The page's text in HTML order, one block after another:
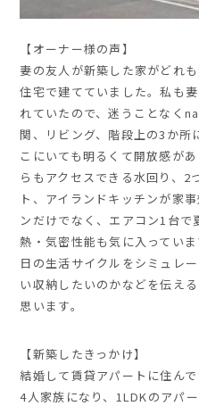
【オーナー様の声】
妻の友人が新築した家がどれ
住宅で建てていました。私も
れていたので、迷うことなく
関、リビング、階段上の3か所
こにいても明るくて開放感が
らもアクセスできる水回り、2
ト、アイランドキッチンが家
ンだけでなく、エアコン1台
熱・気密性能も気に入ってい
日の生活サイクルをシミュレ
い収納したいのかなどを伝え
思います。
【新築したきっかけ】
結婚して賃貸アパートに住ん
4人家族になり、1LDKのアパ